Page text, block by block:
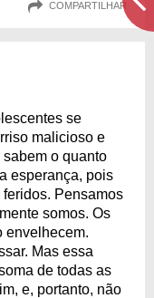
COMPARTILHAR
se
malicioso e
o quanto
esperança, pois
Pensamos
somos. Os
envelhecem.
Mas essa
de todas as
e, portanto, não